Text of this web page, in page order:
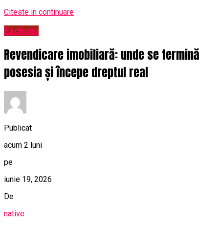
Citeste in continuare
Exclusiv
Revendicare imobiliară: unde se termină
posesia și începe dreptul real
Publicat
acum 2 luni
pe
iunie 19, 2026
De
native